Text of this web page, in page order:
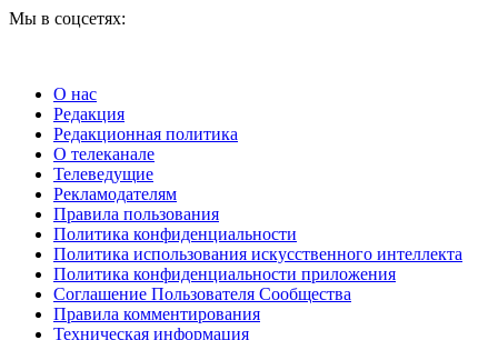
Мы в соцсетях:
О нас
Редакция
Редакционная политика
О телеканале
Телеведущие
Рекламодателям
Правила пользования
Политика конфиденциальности
Политика использования искусственного интеллекта
Политика конфиденциальности приложения
Соглашение Пользователя Сообщества
Правила комментирования
Техническая информация